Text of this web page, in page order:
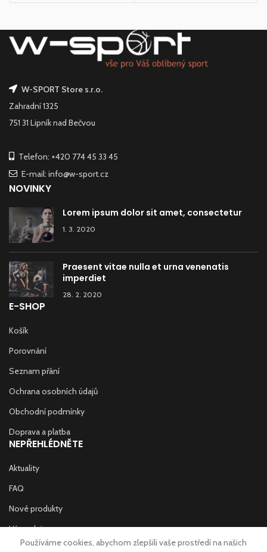
W-SPORT Store s.r.o.
Zahradní 1325
751 31 Lipník nad Bečvou
Telefon: +420 774 45 33 45
E-mail: info@w-sport.cz
NOVINKY
Lorem ipsum dolor sit amet, consectetur
1. 3. 2020
Praesent vitae nulla et urna venenatis
imperdiet
28. 2. 2020
E-SHOP
Košík
Porovnání
Seznam přání
Ochrana osobních údajů
Obchodní podmínky
Doprava a platba
NEPŘEHLÉDNĚTE
Aktuality
FAQ
Nové produkty
Výprodej
Prodejny
Používáme cookies, abychom zlepšili vaše prostředí na našich